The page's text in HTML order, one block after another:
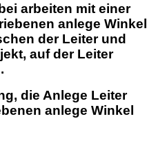
arbeiten mit einer
anlege Winkel
der Leiter und
auf der Leiter
die Anlege Leiter
anlege Winkel